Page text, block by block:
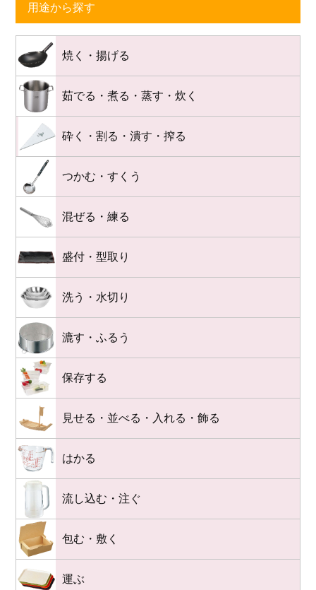
用途から探す
焼く・揚げる
茹でる・煮る・蒸す・炊く
砕く・割る・潰す・搾る
つかむ・すくう
混ぜる・練る
盛付・型取り
洗う・水切り
漉す・ふるう
保存する
見せる・並べる・入れる・飾る
はかる
流し込む・注ぐ
包む・敷く
運ぶ